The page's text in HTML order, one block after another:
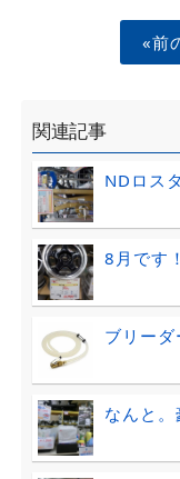
«前
関連記事
NDロス
8月です
ブリーダ
なんと